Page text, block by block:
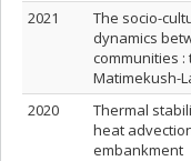
2021
The socio-
dynamics
communities
Matimekush-
2020
Thermal
heat
embankment